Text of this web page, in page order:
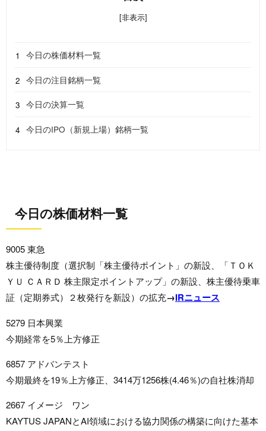
[非表示]
今日の株価材料一覧
今日の注目銘柄一覧
今日の決算一覧
今日のIPO（新規上場）銘柄一覧
今日の株価材料一覧
9005 東急
株主優待制度（選択制「株主優待ポイント」の新設、「ＴＯＫ
ＹＵ ＣＡＲＤ 株主限定ポイントアップ」の新設、株主優待乗車
証（定期券式）２枚発行を新設）の拡充→IRニュース
5279 日本興業
今期経常を5％上方修正
6857 アドバンテスト
今期最終を19％上方修正、3414万1256株(4.46％)の自社株消却
2667 イメージ ワン
KAYTUS JAPANとAI領域における協力関係の構築に向けた基本